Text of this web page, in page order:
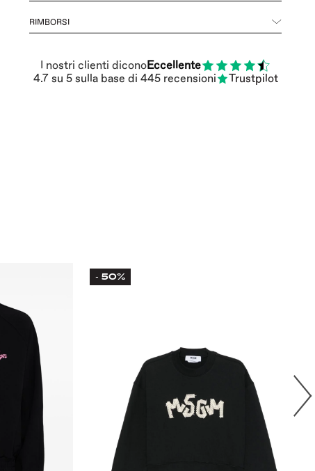
RIMBORSI
I nostri clienti diconoEccellente
4.7su 5 sulla base di 445recensioni Trustpilot
- 50%